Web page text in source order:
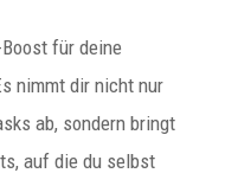
für deine
nimmt dir nicht nur
ab, sondern bringt
auf die du selbst